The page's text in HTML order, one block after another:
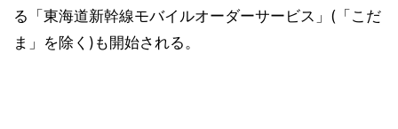
る「東海道新幹線モバイルオーダーサービス」(「こだ
ま」を除く)も開始される。